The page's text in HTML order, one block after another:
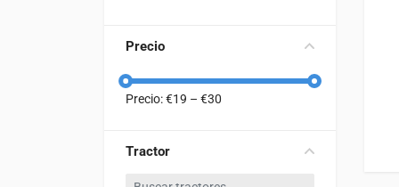
Precio
Precio: €19 – €30
Tractor